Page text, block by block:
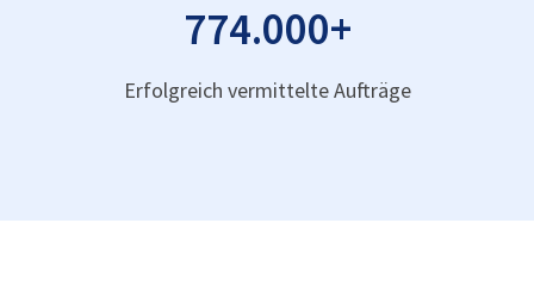
774.000+
Erfolgreich vermittelte Aufträge